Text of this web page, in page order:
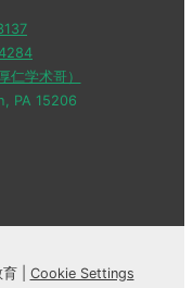
学术哥）
PA 15206
| Cookie Settings